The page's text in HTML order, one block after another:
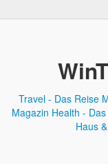
Travel - Das Reise
Magazin Health -
Haus